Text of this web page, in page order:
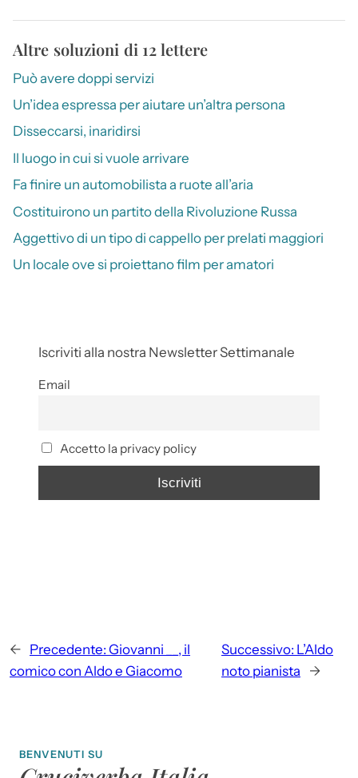
Altre soluzioni di 12 lettere
Può avere doppi servizi
Un’idea espressa per aiutare un’altra persona
Disseccarsi, inaridirsi
Il luogo in cui si vuole arrivare
Fa finire un automobilista a ruote all’aria
Costituirono un partito della Rivoluzione Russa
Aggettivo di un tipo di cappello per prelati maggiori
Un locale ove si proiettano film per amatori
Iscriviti alla nostra Newsletter Settimanale
Email
Accetto la privacy policy
← Precedente: Giovanni __, il
comico con Aldo e Giacomo
Successivo: L’Aldo
noto pianista
→
BENVENUTI SU